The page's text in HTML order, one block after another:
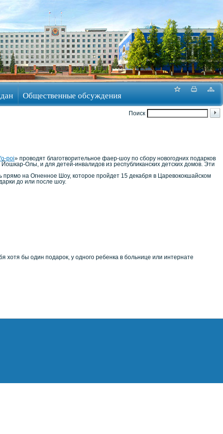
Общественные обсуждения
Поиск
poi» проводят благотворительное фаер-шоу по сбору новогодних подарков
Олы, и для детей-инвалидов из республиканских детских домов. Эти
на Огненное Шоу, которое пройдет 15 декабря в Царевококшайском
до или после шоу.
хотя бы один подарок, у одного ребенка в больнице или интернате